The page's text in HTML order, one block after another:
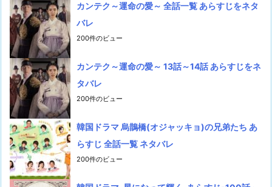
カンテク～運命の愛～ 全話一覧 あらすじをネタ
バレ
200件のビュー
カンテク～運命の愛～ 13話～14話 あらすじをネ
タバレ
200件のビュー
韓国ドラマ 烏鵲橋(オジャッキョ)の兄弟たち あ
らすじ 全話一覧 ネタバレ
200件のビュー